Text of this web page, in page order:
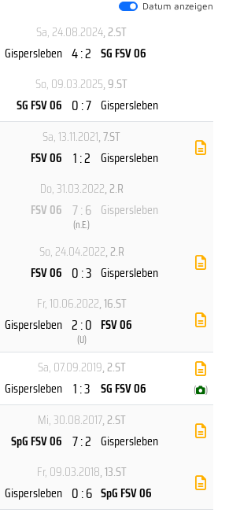
Datum anzeigen
Sa, 24.08.2024, 2.ST
Gispersleben 4 : 2 SG FSV 06
So, 09.03.2025, 9.ST
SG FSV 06 0 : 7 Gispersleben
Sa, 13.11.2021, 7.ST
FSV 06 1 : 2 Gispersleben
Do, 31.03.2022, 2.R
FSV 06 7 : 6
(n.E.)
Gispersleben
So, 24.04.2022, 2.R
FSV 06 0 : 3 Gispersleben
Fr, 10.06.2022, 16.ST
Gispersleben 2 : 0
(U)
FSV 06
Sa, 07.09.2019, 2.ST
Gispersleben 1 : 3 SG FSV 06 ( )
Mi, 30.08.2017, 2.ST
SpG FSV 06 7 : 2 Gispersleben
Fr, 09.03.2018, 13.ST
Gispersleben 0 : 6 SpG FSV 06